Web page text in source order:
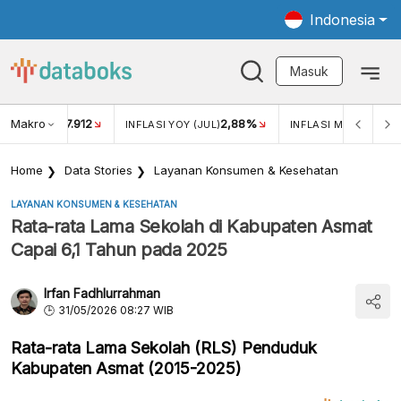
Indonesia
Masuk
Makro
USD/IDR 17.912 INFLASI YOY (JUL)2,88% INFLASI MOM (JUL)
Home Data Stories Layanan Konsumen & Kesehatan
LAYANAN KONSUMEN & KESEHATAN
Rata-rata Lama Sekolah di Kabupaten Asmat
Capai 6,1 Tahun pada 2025
Irfan Fadhlurrahman
31/05/2026 08:27 WIB
Rata-rata Lama Sekolah (RLS) Penduduk
Kabupaten Asmat (2015-2025)